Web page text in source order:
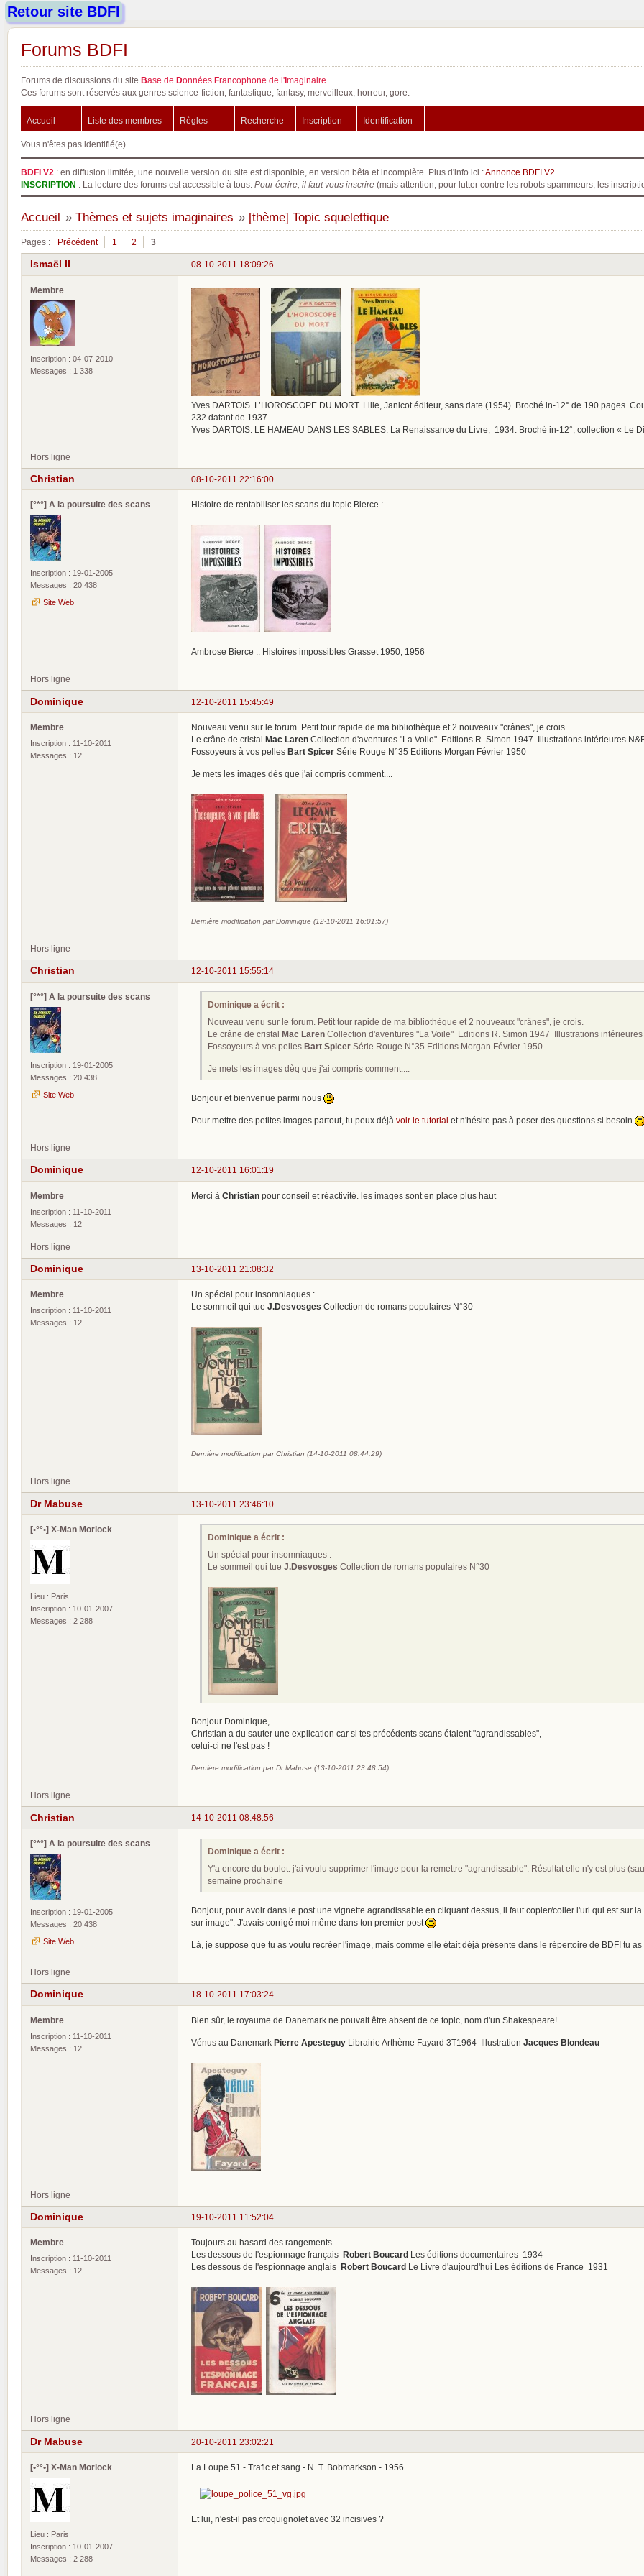
Retour site BDFI
Forums BDFI
Forums de discussions du site Base de Données Francophone de l'Imaginaire
Ces forums sont réservés aux genres science-fiction, fantastique, fantasy, merveilleux, horreur, gore.
Accueil Liste des membres Règles Recherche Inscription Identification
Vous n'êtes pas identifié(e).
BDFI V2 : en diffusion limitée, une nouvelle version du site est disponible, en version bêta et incomplète. Plus d'info ici :Annonce BDFI V2
INSCRIPTION : La lecture des forums est accessible à tous. Pour écrire, il faut vous inscrire (mais attention, pour lutter contre les robots spammeurs, les
Accueil » Thèmes et sujets imaginaires » [thème] Topic squelettique
Pages : Précédent 1 2 3
08-10-2011 18:09:26
Ismaël II
Membre
Inscription : 04-07-2010
Messages : 1 338
Yves DARTOIS. L’HOROSCOPE DU MORT. Lille, Janicot éditeur, sans date (1954). Broché in-12° de 190 pages.
232 datant de 1937.
Yves DARTOIS. LE HAMEAU DANS LES SABLES. La Renaissance du Livre, 1934. Broché in-12°, collection « Le
Hors ligne
08-10-2011 22:16:00
Christian
[°*°] A la poursuite des scans
Inscription : 19-01-2005
Messages : 20 438
Site Web
Histoire de rentabiliser les scans du topic Bierce :
Ambrose Bierce .. Histoires impossibles Grasset 1950, 1956
Hors ligne
12-10-2011 15:45:49
Dominique
Membre
Inscription : 11-10-2011
Messages : 12
Nouveau venu sur le forum. Petit tour rapide de ma bibliothèque et 2 nouveaux "crânes", je crois.
Le crâne de cristal Mac Laren Collection d'aventures "La Voile" Editions R. Simon 1947 Illustrations intérieures
Fossoyeurs à vos pelles Bart Spicer Série Rouge N°35 Editions Morgan Février 1950
Je mets les images dès que j'ai compris comment....
Dernière modification par Dominique (12-10-2011 16:01:57)
Hors ligne
12-10-2011 15:55:14
Christian
[°*°] A la poursuite des scans
Inscription : 19-01-2005
Messages : 20 438
Site Web
Dominique a écrit :
Nouveau venu sur le forum. Petit tour rapide de ma bibliothèque et 2 nouveaux "crânes", je crois.
Le crâne de cristal
Mac Laren Collection d'aventures "La Voile" Editions R. Simon 1947 Illustrations intérieures
Fossoyeurs à vos pelles Bart Spicer Série Rouge N°35 Editions Morgan Février 1950
Je mets les images dèq que j'ai compris comment....
Bonjour et bienvenue parmi nous
Pour mettre des petites images partout, tu peux déjà voir le tutorial et n'hésite pas à poser des questions si besoin
Hors ligne
12-10-2011 16:01:19
Dominique
Membre
Inscription : 11-10-2011
Messages : 12
Merci à Christian pour conseil et réactivité. les images sont en place plus haut
Hors ligne
13-10-2011 21:08:32
Dominique
Membre
Inscription : 11-10-2011
Messages : 12
Un spécial pour insomniaques :
Le sommeil qui tue J.Desvosges Collection de romans populaires N°30
Dernière modification par Christian (14-10-2011 08:44:29)
Hors ligne
13-10-2011 23:46:10
Dr Mabuse
[•°°•] X-Man Morlock
Lieu : Paris
Inscription : 10-01-2007
Messages : 2 288
Dominique a écrit :
Un spécial pour insomniaques :
Le sommeil qui tueJ.Desvosges Collection de romans populaires N°30
Bonjour Dominique,
Christian a du sauter une explication car si tes précédents scans étaient "agrandissables",
celui-ci ne l'est pas !
Dernière modification par Dr Mabuse (13-10-2011 23:48:54)
Hors ligne
14-10-2011 08:48:56
Christian
[°*°] A la poursuite des scans
Inscription : 19-01-2005
Messages : 20 438
Site Web
Dominique a écrit :
Y'a encore du boulot. j'ai voulu supprimer l'image pour la remettre "agrandissable". Résultat elle n'y est plus
semaine prochaine
Bonjour, pour avoir dans le post une vignette agrandissable en cliquant dessus, il faut copier/coller l'url qui est sur
sur image". J'avais corrigé moi même dans ton premier post
Là, je suppose que tu as voulu recréer l'image, mais comme elle était déjà présente dans le répertoire de BDFI tu
Hors ligne
18-10-2011 17:03:24
Dominique
Membre
Inscription : 11-10-2011
Messages : 12
Bien sûr, le royaume de Danemark ne pouvait être absent de ce topic, nom d'un Shakespeare!
Vénus au Danemark Pierre Apesteguy Librairie Arthème Fayard 3T1964 Illustration Jacques Blondeau
Hors ligne
19-10-2011 11:52:04
Dominique
Membre
Inscription : 11-10-2011
Messages : 12
Toujours au hasard des rangements...
Les dessous de l'espionnage français
Robert Boucard
Les éditions documentaires 1934
Les dessous de l'espionnage anglais
Robert Boucard Le Livre d'aujourd'hui Les éditions de France 1931
Hors ligne
20-10-2011 23:02:21
Dr Mabuse
[•°°•] X-Man Morlock
Lieu : Paris
Inscription : 10-01-2007
Messages : 2 288
La Loupe 51 - Trafic et sang - N. T. Bobmarkson - 1956
Et lui, n'est-il pas croquignolet avec 32 incisives ?